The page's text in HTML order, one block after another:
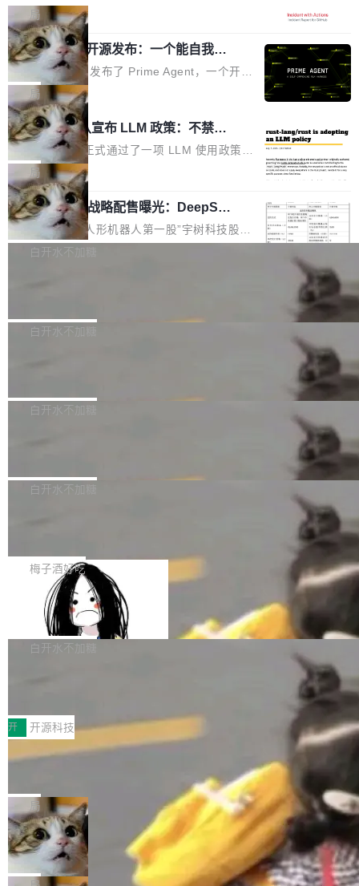
驱动你去学 CuTe，但还没被那些"邪恶的" Hopp
er++ 优化所淹没，足够容易修改和适配。 更关
键的是 FA2 的持久性...
也为产业链企业探索产品创新与商业增长打开新
的空间。 8月14日，开源鸿蒙智能硬件开发者日
（OHDD：OpenHarmony Hardware Develope
r Day）将在杭州启航。活动面向智能硬件产业
链企业和开发者，邀请行业专家与资深技术顾
问，围绕开源鸿蒙技术能力、设备适配、芯片适
配、功耗与稳定性调优、兼容性测评及统一互联
等内容展开系统讲解和实战交流，帮助企业进一
步了解开源鸿蒙在智能...
模服务降级，Actions 完全不可用超过 5 小时，
webhook 停发，连自托管 runner 也因调度层故
障无法工作。Pages、Copilot code review、C
opilot coding agent 全部受影响。从检测到完全
恢复，大约 12 小时。 这是 2026 年 8 月的第六
起事故，其中四起与 AI/Copilot 服务相关。 Git
Hub 员工 kdaigle 在 HN 讨论中贴出了一组数
据：2025 年全年 10 亿次 commit。现在，每周
2.75 亿次，全年预计 140 亿次。GitHub...
局
Prime Agent 开源发布：一个能自我改
进的编程 Agent，ARC-AGI 3 超越人类
专家基线
Prime Intellect 发布了 Prime Agent，一个开源
的编程 Agent Harness，核心设计围绕两个抽
象：Recursive Language Model（RLM）和 C
ontinual Harness。在 ARC-AGI 3 基准测试
上，Prime Agent + Opus 5 的组合达到了 95.
5% RHAE Best@1，超过了 ARC 报告的人类专
家基线 95.4%。 不是又一个 coding agent 包装
器 Prime Agent 的架构和市面上大多数 coding
agent 有本质区别。大多数 agent harness 的设
计是基于早期模型的能力—...
局
Rust 项目团队宣布 LLM 政策：不禁
止，但你要承认哪些代码不是你写的
Rust 语言项目正式通过了一项 LLM 使用政策，
覆盖 rust-lang/rust 单一仓库的代码贡献。这不
是项目级别的官方立场，目前由五个团队采纳，
但它可能是主流开源项目中关于 AI 辅助贡献最
细致的一份规则。 政策的核心只有一句话：LLM
可以用来分析、提炼、审阅、建议，但不能用来
不得生成涉及安全性的关键变更，除非作者本身
局
宇树科技 IPO 战略配售曝光：DeepSe
ek 获配 93.3 万股，锁定 36 个月
8月6日晚间，“人形机器人第一股”宇树科技股份
有限公司披露IPO发行价格及战略配售结果，杭
36个月。 公告显示，本次宇树科技战略配售对
员工参与设立的专项资产管理计划。其中，Dee
获配9...
白开水不加糖
Bug fixes and enhancements 修复多次传递同
一个回归问题，该问题导致拉取镜像时会拒绝包
题，该问题可能导致在旧版 Linux 内核...
白开水不加糖
e 孵化器项目管理委员会（IPMC）投票中获得
P）！这一里程碑不仅标志着 Fluss 迈入新的发
白开水不加糖
长期停止内容更新，未能实现其作为“AI版维基百
提交的编辑请求也长期处于待处理状态。 Groki
pedia 于去年底上线，定位为由人工智能生成内
容的百科平台，被马斯克视为传统众包百科网站
维基百科的替代方案。Lawfare 调查发现，无论
热门页面还是低关注度页面，均未出现近期更
白开水不加糖
是这样的：配 MessageSource 的 Bean、写 R
eloadableResourceBundleMessageSource、
声明 LocaleResolver、注册 LocaleChangeInt
erceptor…五六步之后才能看到第一行翻译文
本。 Solon 换了个方式。整个 i18n 模块围绕三
梅子酒好吃
Apache Doris 4.1 全面增强 Iceberg：
支持 UPDATE、MERGE INTO 与 Iceb
erg V3
Apache Doris 4.1 要补齐的，正是缺失的那一
半。在已有查询能力的基础上，Doris 进一步支
常维护操作，并完整支持 Iceberg V3 格式。
白开水不加糖
村国家自主创新示范区会议中心开幕。本届大会
由中关村智联软件服务业质量创新联盟主办，以
“智构可信·质创未来——AI原生时代的质量新范
式”为主题，直面AI从实验室走向规模化产业落地
的核心质量命题。会上，《2026智能研发生产力
工具选型手册》发布，Testin云测的Testin XAge
nt智能测试系统入选AI测试领域代表产品。对CI
O而言，这提示了一个转变：AI测试正在从效率
工具升级为企业的质量基础设施。 CIO面对的新
开 开源科技
让非法状态不可表示：一篇关于 ADT
有一种东西，一旦用过就回不去了。Alex Fedos
eev 管它叫"软件设计的基石"。 他说的东西不新
鲜——代数数据类型（ADT），尤其是和类型
（sum type）。但他说清楚了一件事：这不是类
型系统的学术体操，是日常编码的思维方式。 文
章从一个简单的例子切入。一个网站的深色主题
局
Cloudflare 开源内部企业 AI 平台 Clou
dflare OS
Cloudflare 发布了一个开源项目 Cloudflare O
S。如果你只看官方博客，你会觉得这是又一